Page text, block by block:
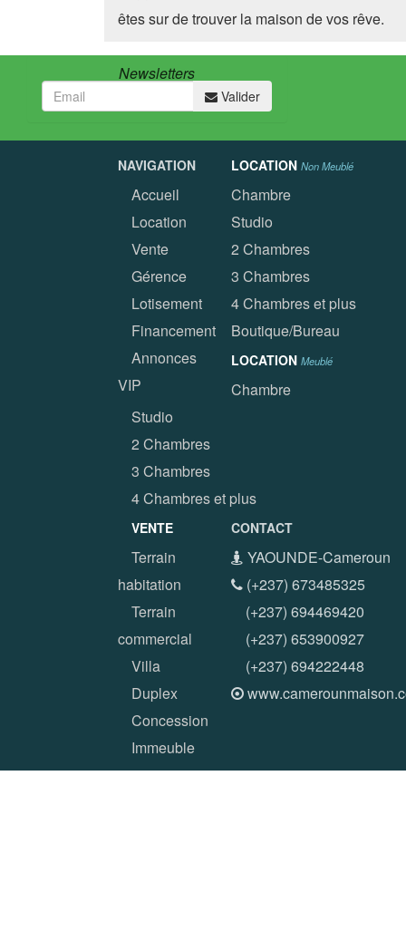
êtes sur de trouver la maison de vos rêve.
Newsletters
Valider
NAVIGATION
Accueil
Location
Vente
Gérence
Lotisement
Financement
Annonces
VIP
LOCATION Non Meublé
Chambre
Studio
2 Chambres
3 Chambres
4 Chambres et plus
Boutique/Bureau
LOCATION Meublé
Chambre
Studio
2 Chambres
3 Chambres
4 Chambres et plus
VENTE
Terrain
habitation
Terrain
commercial
Villa
Duplex
Concession
Immeuble
CONTACT
YAOUNDE-Cameroun
(+237) 673485325
(+237) 694469420
(+237) 653900927
(+237) 694222448